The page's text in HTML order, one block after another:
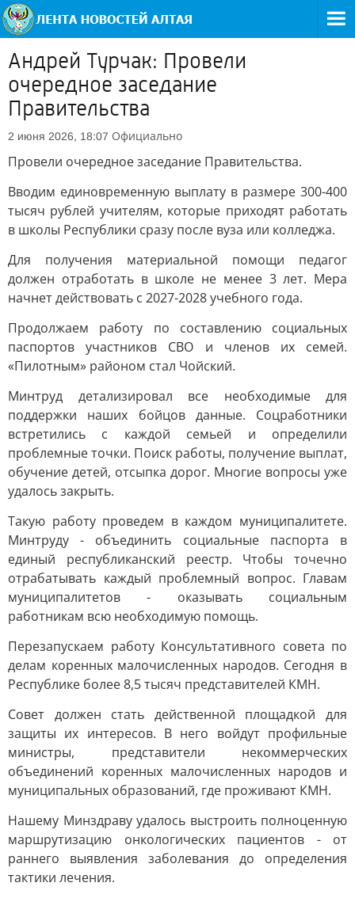
Андрей Турчак: Провели
очередное заседание
Правительства
2 июня 2026, 18:07 Официально
Провели очередное заседание Правительства.
Вводим единовременную выплату в размере 300-400
тысяч рублей учителям, которые приходят работать
в школы Республики сразу после вуза или колледжа.
Для получения материальной помощи педагог
должен отработать в школе не менее 3 лет. Мера
начнет действовать с 2027-2028 учебного года.
Продолжаем работу по составлению социальных
паспортов участников СВО и членов их семей.
«Пилотным» районом стал Чойский.
Минтруд детализировал все необходимые для
поддержки наших бойцов данные. Соцработники
встретились с каждой семьей и определили
проблемные точки. Поиск работы, получение выплат,
обучение детей, отсыпка дорог. Многие вопросы уже
удалось закрыть.
Такую работу проведем в каждом муниципалитете.
Минтруду - объединить социальные паспорта в
единый республиканский реестр. Чтобы точечно
отрабатывать каждый проблемный вопрос. Главам
муниципалитетов - оказывать социальным
работникам всю необходимую помощь.
Перезапускаем работу Консультативного совета по
делам коренных малочисленных народов. Сегодня в
Республике более 8,5 тысяч представителей КМН.
Совет должен стать действенной площадкой для
защиты их интересов. В него войдут профильные
министры, представители некоммерческих
объединений коренных малочисленных народов и
муниципальных образований, где проживают КМН.
Нашему Минздраву удалось выстроить полноценную
маршрутизацию онкологических пациентов - от
раннего выявления заболевания до определения
тактики лечения.